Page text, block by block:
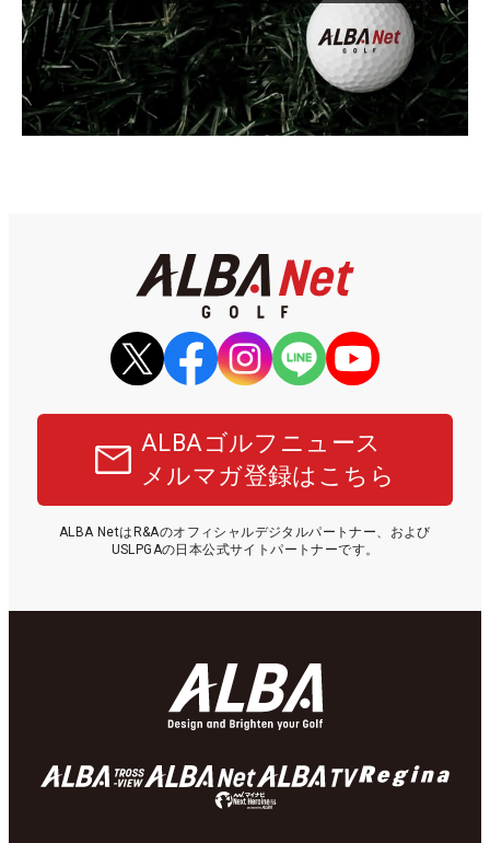
ALBAゴルフニュース
メルマガ登録はこちら
ALBA NetはR&Aのオフィシャルデジタルパートナー、および
USLPGAの日本公式サイトパートナーです。